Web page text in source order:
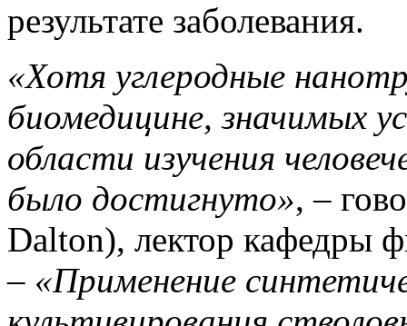
результате заболевания.
«Хотя углеродные
биомедицине, значимых
области изучения
было достигнуто», –
Dalton), лектор кафедры
– «Применение